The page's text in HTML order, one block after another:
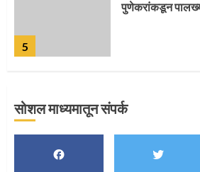
5
पुणेकरांकडून
मुख्यमंत्र्यांच्या हस्ते
सोशल माध्यमातून संपर्क